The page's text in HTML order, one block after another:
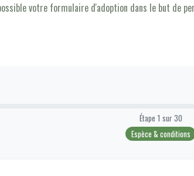
votre formulaire d'adoption dans le but de
Étape 1 sur30
Espèce & conditions